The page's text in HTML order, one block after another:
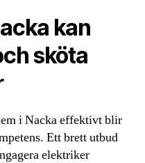
kan
sköta
i Nacka effektivt blir
Ett brett utbud
elektriker